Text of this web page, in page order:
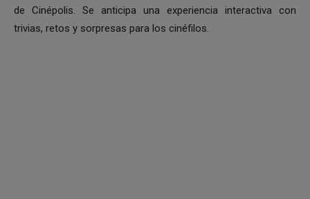
de Cinépolis. Se anticipa una experiencia interactiva con
trivias, retos y sorpresas para los cinéfilos.